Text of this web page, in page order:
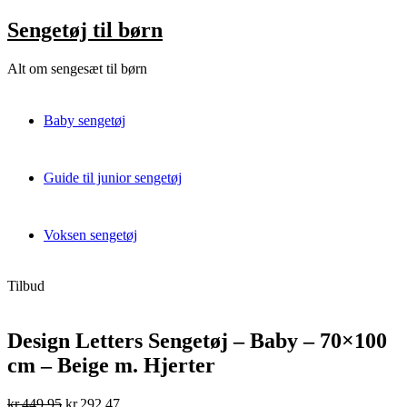
Skip
to
Sengetøj til børn
Alt om sengesæt til børn
Baby sengetøj
Guide til junior sengetøj
Voksen sengetøj
Tilbud
Design Letters Sengetøj – Baby – 70×100
cm – Beige m. Hjerter
kr.449,95 Original
kr.292,47Current